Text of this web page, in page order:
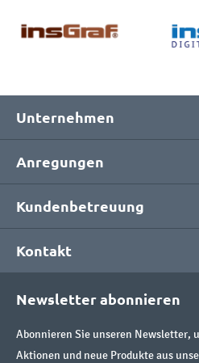
Unternehmen
Anregungen
Kundenbetreuung
Kontakt
Newsletter abonnieren
Abonnieren Sie unseren Newsletter,
Aktionen und neue Produkte aus